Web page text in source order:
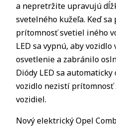
a nepretržite upravujú
svetelného kužeľa. Keď
prítomnosť svetiel iného
LED sa vypnú, aby
osvetlenie a zabránilo
Diódy LED sa
vozidlo nezistí prítomnosť
vozidiel.
Nový elektrický Opel